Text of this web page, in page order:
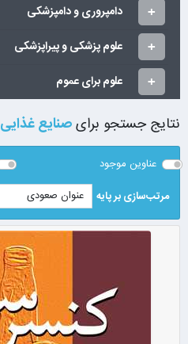
دامپروری و دامپزشکی
علوم پزشکی و پیراپزشکی
علوم برای عموم
نتایج جستجو برایصنایع غذایی
عناوین موجود
مرتب‌سازی بر پایه